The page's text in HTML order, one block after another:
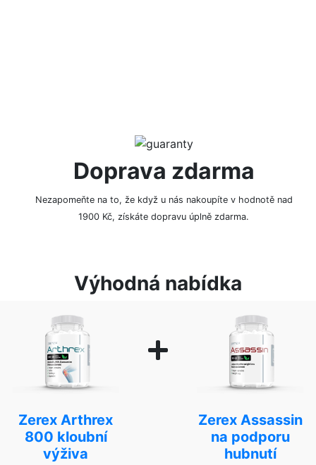
Doprava zdarma
Nezapomeňte na to, že když u nás nakoupíte v hodnotě nad
1900 Kč, získáte dopravu úplně zdarma.
Výhodná nabídka
Zerex Arthrex
800 kloubní
výživa
Zerex Assassin
na podporu
hubnutí